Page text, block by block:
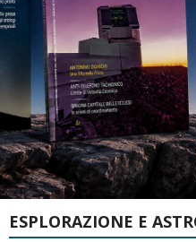
ESPLORAZIONE E